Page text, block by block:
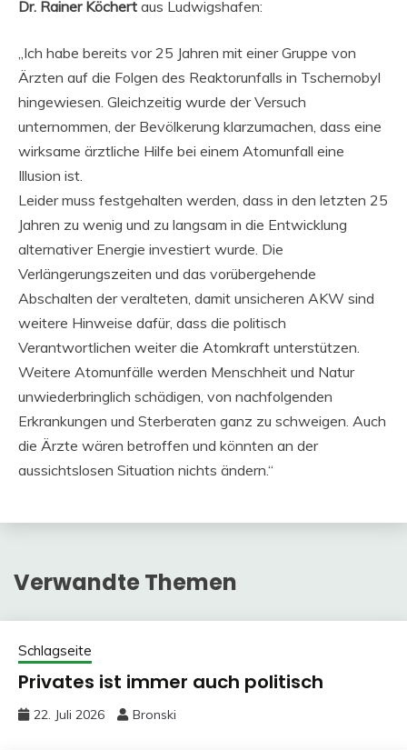
Dr. Rainer Köchert aus Ludwigshafen:
„Ich habe bereits vor 25 Jahren mit einer Gruppe von
Ärzten auf die Folgen des Reaktorunfalls in Tschernobyl
hingewiesen. Gleichzeitig wurde der Versuch
unternommen, der Bevölkerung klarzumachen, dass eine
wirksame ärztliche Hilfe bei einem Atomunfall eine
Illusion ist.
Leider muss festgehalten werden, dass in den letzten 25
Jahren zu wenig und zu langsam in die Entwicklung
alternativer Energie investiert wurde. Die
Verlängerungszeiten und das vorübergehende
Abschalten der veralteten, damit unsicheren AKW sind
weitere Hinweise dafür, dass die politisch
Verantwortlichen weiter die Atomkraft unterstützen.
Weitere Atomunfälle werden Menschheit und Natur
unwiederbringlich schädigen, von nachfolgenden
Erkrankungen und Sterberaten ganz zu schweigen. Auch
die Ärzte wären betroffen und könnten an der
aussichtslosen Situation nichts ändern.“
Verwandte Themen
Schlagseite
Privates ist immer auch politisch
22. Juli 2026 Bronski